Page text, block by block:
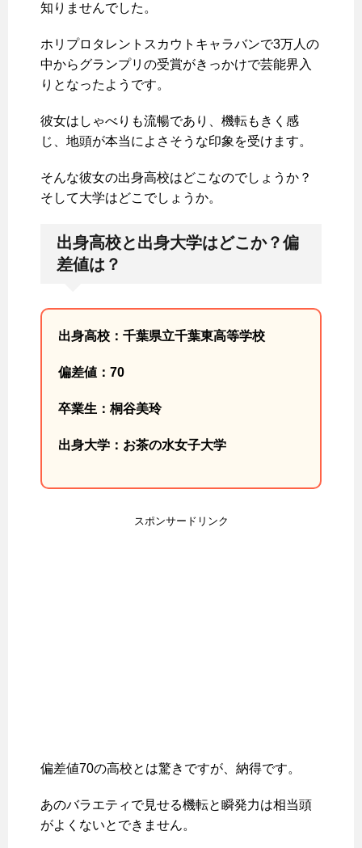
知りませんでした。
ホリプロタレントスカウトキャラバンで3万人の
中からグランプリの受賞がきっかけで芸能界入
りとなったようです。
彼女はしゃべりも流暢であり、機転もきく感
じ、地頭が本当によさそうな印象を受けます。
そんな彼女の出身高校はどこなのでしょうか？
そして大学はどこでしょうか。
出身高校と出身大学はどこか？偏
差値は？
出身高校：千葉県立千葉東高等学校
偏差値：70
卒業生：桐谷美玲
出身大学：お茶の水女子大学
スポンサードリンク
偏差値70の高校とは驚きですが、納得です。
あのバラエティで見せる機転と瞬発力は相当頭
がよくないとできません。